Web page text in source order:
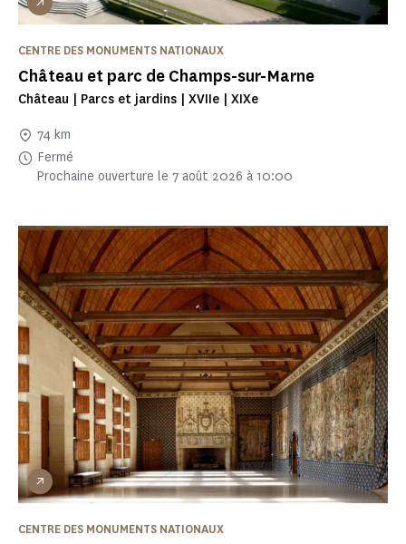
Château et parc de Champs-sur-Marne
CENTRE DES MONUMENTS NATIONAUX
Château | Parcs et jardins | XVIIe | XIXe
74 km
Fermé
Prochaine ouverture le 7 août 2026 à 10:00
CENTRE DES MONUMENTS NATIONAUX